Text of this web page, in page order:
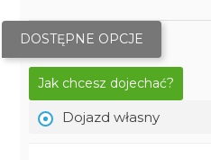
DOSTĘPNE OPCJE
Jak chcesz dojechać?
Dojazd własny